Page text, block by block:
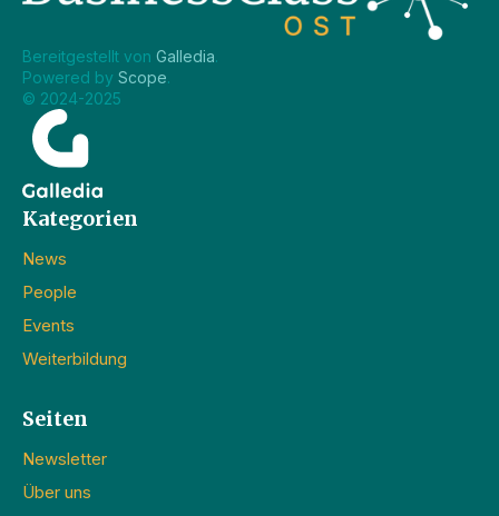
Bereitgestellt von Galledia.
Powered by Scope.
© 2024-2025
Kategorien
News
People
Events
Weiterbildung
Seiten
Newsletter
Über uns